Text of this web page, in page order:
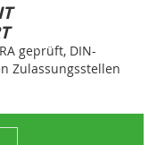
geprüft, DIN-
Zulassungsstellen